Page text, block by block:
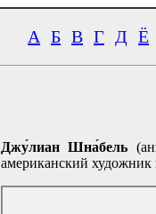
А Б В Г Д Ё
Джу́лиан Шна́бель
американский художник